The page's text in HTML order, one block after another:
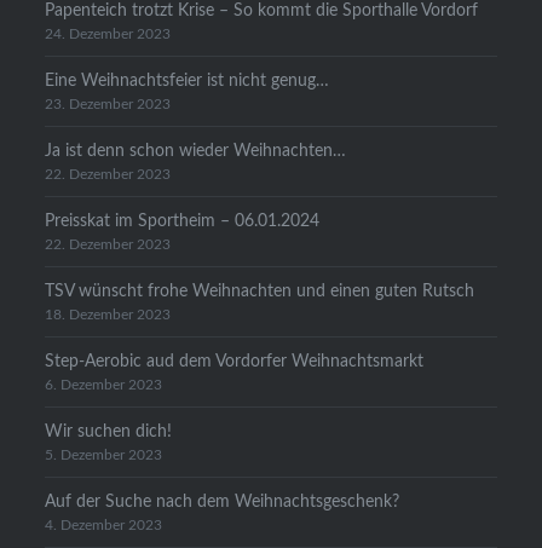
Papenteich trotzt Krise – So kommt die Sporthalle Vordorf
24. Dezember 2023
Eine Weihnachtsfeier ist nicht genug…
23. Dezember 2023
Ja ist denn schon wieder Weihnachten…
22. Dezember 2023
Preisskat im Sportheim – 06.01.2024
22. Dezember 2023
TSV wünscht frohe Weihnachten und einen guten Rutsch
18. Dezember 2023
Step-Aerobic aud dem Vordorfer Weihnachtsmarkt
6. Dezember 2023
Wir suchen dich!
5. Dezember 2023
Auf der Suche nach dem Weihnachtsgeschenk?
4. Dezember 2023